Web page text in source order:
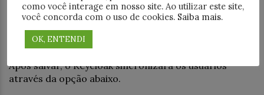
importar apenas usuários de um determinado grupo.
Preencha o connection URL com o IP do host que
está rodando o ldap.
Após salvar, o Keycloak sincronizará os usuários
através da opção abaixo.
como você interage em nosso site. Ao utilizar este site,
você concorda com o uso de cookies. Saiba mais.
OK, ENTENDI